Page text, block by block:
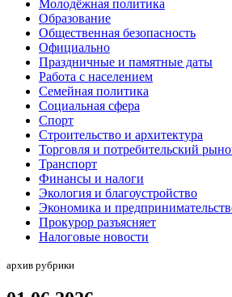
Молодёжная политика
Образование
Общественная безопасность
Официально
Праздничные и памятные даты
Работа с населением
Семейная политика
Социальная сфера
Спорт
Строительство и архитектура
Торговля и потребительский
Транспорт
Финансы и налоги
Экология и благоустройство
Экономика и
Прокурор разъясняет
Налоговые новости
архив рубрики